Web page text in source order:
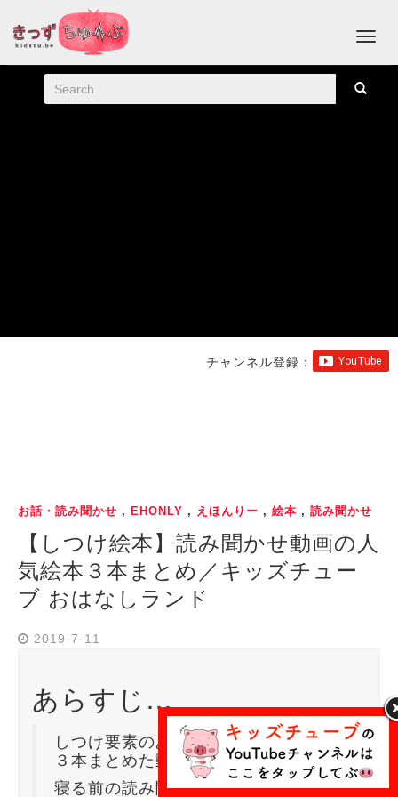
チャンネル登録：
お話・読み聞かせ , EHONLY , えほんりー , 絵本 , 読み聞かせ
【しつけ絵本】読み聞かせ動画の人
気絵本３本まとめ／キッズチュー
ブ おはなしランド
2019-7-11
あらすじ…
しつけ要素のある絵本の読み聞かせを
３本まとめた動画です。
寝る前の読み聞かせに是非御覧くださ